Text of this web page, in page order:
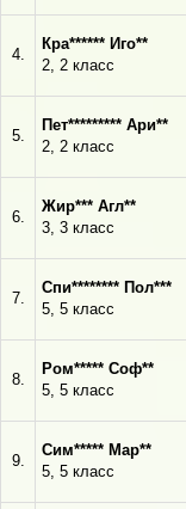
4.
Кра****** Иго**
2, 2 класс
5.
Пет********* Ари**
2, 2 класс
6.
Жир*** Агл**
3, 3 класс
7.
Спи******** Пол***
5, 5 класс
8.
Ром***** Соф**
5, 5 класс
9.
Сим***** Мар**
5, 5 класс